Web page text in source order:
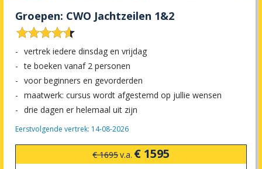
Groepen: CWO Jachtzeilen 1&2


vertrek iedere dinsdag en vrijdag
te boeken vanaf 2 personen
voor beginners en gevorderden
maatwerk: cursus wordt afgestemd op jullie wensen
drie dagen er helemaal uit zijn
Eerstvolgende vertrek: 14-08-2026
€ 1695v.a. € 1595